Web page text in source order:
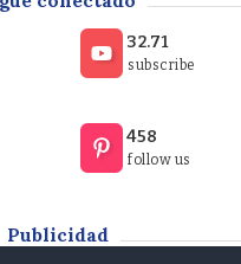
miner Firmus raises $2B
pushFormer Bitcoin
back AI push
as US payrolls fall by
$65K as US payrolls
$65K as US payrolls
32.71
subscribe
458
follow us
Publicidad